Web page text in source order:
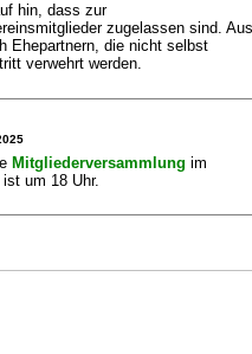
hin, dass zur
zugelassen sind. Aus
Ehepartnern, die nicht selbst
verwehrt werden.
Mitgliederversammlung im
um 18 Uhr.